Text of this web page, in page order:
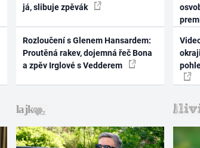
já, slibuje zpěvák
Rozloučení s Glenem Hansardem:
Proutěná rakev, dojemná řeč Bona
a zpěv Irglové s Vedderem